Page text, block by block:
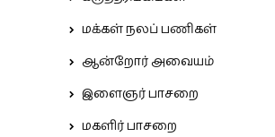
மக்கள் நலப் பணிகள்
ஆன்றோர் அவையம்
இளைஞர் பாசறை
மகளிர் பாசறை